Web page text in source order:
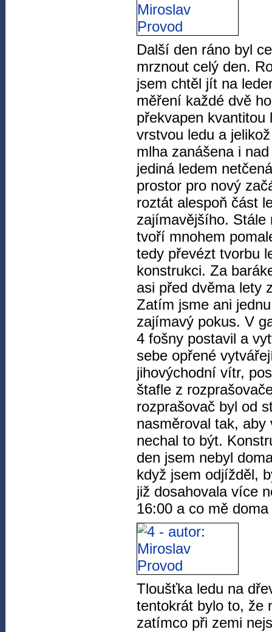
Další den ráno byl
mrznout celý den.
jsem chtěl jít na
měření každé dvě
překvapen kvantitou
vrstvou ledu a
mlha zanášena i
jediná ledem
prostor pro nový
roztát alespoň část
zajímavějšího. Stále
tvoří mnohem
tedy převézt tvorbu
konstrukci. Za
asi před dvěma lety
Zatím jsme ani
zajímavý pokus. V
4 fošny postavil a
sebe opřené
jihovýchodní vítr,
štafle z
rozprašovač byl od
nasměroval tak,
nechal to být.
den jsem nebyl
když jsem odjížděl,
již dosahovala více
16:00 a co mě
Tloušťka ledu na
tentokrát bylo to, že
zatímco při zemi